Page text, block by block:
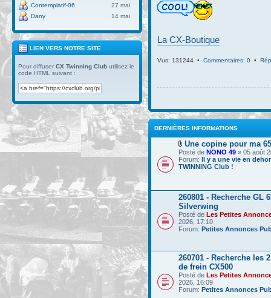
Contemplatif-06
27 mai
Dany
14 mai
LIEN VERS NOTRE SITE
Pour diffuser CX Twinning Club utilisez le
code HTML suivant :
La CX-Boutique
Vus: 131244 • Commentaires: 0 •
DERNIÈRES INFORMATIONS
Une copine pour ma
Posté de NONO 49 » 05 août
Forum: Il y a une vie en
TWINNING Club !
260801 - Recherche GL
Silverwing
Posté de Les Petites
2026, 17:10
Forum: Petites Annonces
260701 - Recherche les
de frein CX500
Posté de Les Petites
2026, 16:09
Forum: Petites Annonces